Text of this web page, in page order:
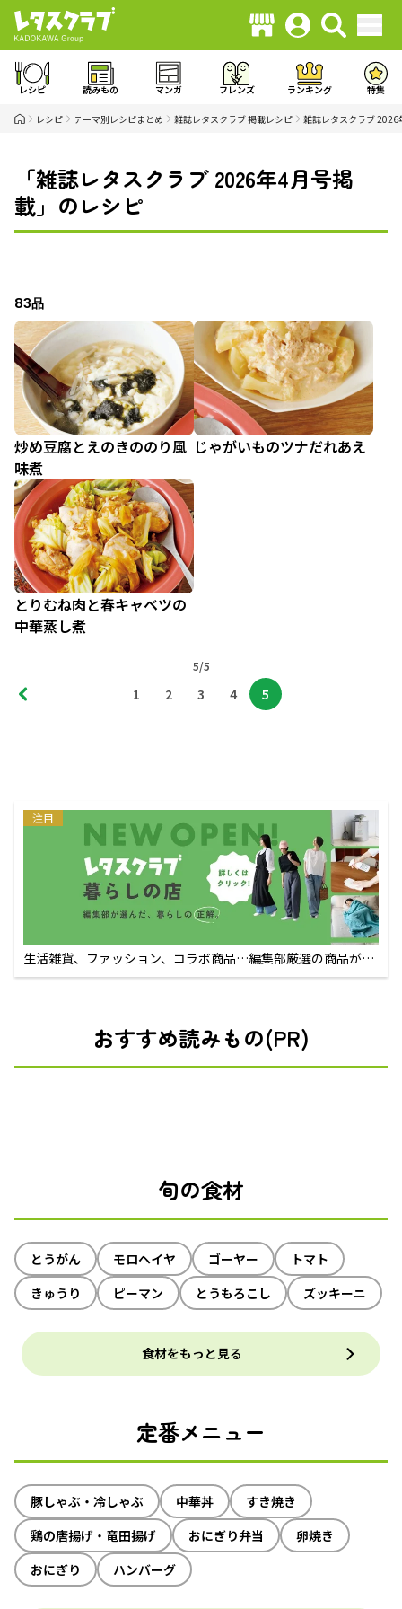
レシピ 読みもの マンガ フレンズ ランキング 特集
レシピ テーマ別レシピまとめ 雑誌レタスクラブ 掲載レシピ 雑誌レタスクラブ 2026
「雑誌レタスクラブ 2026年4月号掲
載」のレシピ
83品
炒め豆腐とえのきののり風
味煮
じゃがいものツナだれあえ
とりむね肉と春キャベツの
中華蒸し煮
5/5
1 2 3 4 5
注目
生活雑貨、ファッション、コラボ商品…編集部厳選の商品が買
えるECサイト
おすすめ読みもの(PR)
旬の食材
とうがん モロヘイヤ ゴーヤー
トマト
きゅうり
ピーマン とうもろこし ズッキーニ
食材をもっと見る
定番メニュー
豚しゃぶ・冷しゃぶ 中華丼
すき焼き
鶏の唐揚げ・竜田揚げ
おにぎり弁当
卵焼き
おにぎり
ハンバーグ